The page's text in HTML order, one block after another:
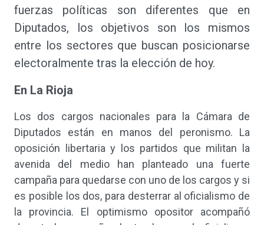
fuerzas políticas son diferentes que en
Diputados, los objetivos son los mismos
entre los sectores que buscan posicionarse
electoralmente tras la elección de hoy.
En La Rioja
Los dos cargos nacionales para la Cámara de
Diputados están en manos del peronismo. La
oposición libertaria y los partidos que militan la
avenida del medio han planteado una fuerte
campaña para quedarse con uno de los cargos y si
es posible los dos, para desterrar al oficialismo de
la provincia. El optimismo opositor acompañó